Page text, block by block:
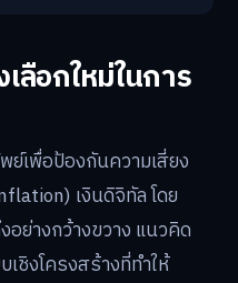
ลือกใหม่ในการ
เพื่อป้องกันความเสี่ยง
เงินดิจิทัล โดย
อย่างกว้างขวาง แนวคิด
ชิงโครงสร้างที่ทำให้